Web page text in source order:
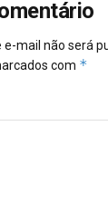
e-mail não será
com *